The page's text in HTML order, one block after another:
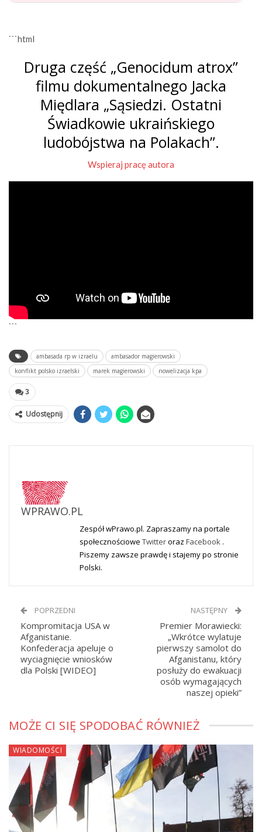
```html
Druga część „Genocidum atrox”
filmu dokumentalnego Jacka
Międlara „Sąsiedzi. Ostatni
Świadkowie ukraińskiego
ludobójstwa na Polakach”.
Wspieraj pracę autora
```
ambasada rp w izraelu
ambasador magierowski
konflikt polsko izraelski
marek magierowski nowelizacja kpa
3
Udostępnij
WPRAWO.PL
Zespół wPrawo.pl. Zapraszamy na portale
społecznościowe Twitteroraz Facebook .
Piszemy zawsze prawdę i stajemy po stronie
Polski.
POPRZEDNI
Kompromitacja USA w
Afganistanie.
Konfederacja apeluje o
wyciagnięcie wniosków
dla Polski [WIDEO]
NASTĘPNY
Premier Morawiecki:
„Wkrótce wylatuje
pierwszy samolot do
Afganistanu, który
posłuży do ewakuacji
osób wymagających
naszej opieki”
MOŻE CI SIĘ SPODOBAĆ RÓWNIEŻ
WIADOMOŚCI